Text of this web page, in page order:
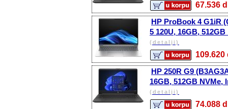
HP ProBook 4 G1iR
5 120U, 16GB,
(detalji)
HP 250R G9
16GB, 512GB
(detalji)